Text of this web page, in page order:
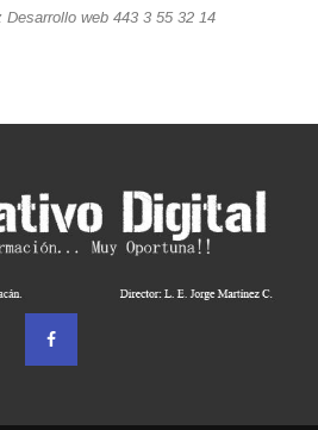
Desarrollo web 443 3 55 32 14